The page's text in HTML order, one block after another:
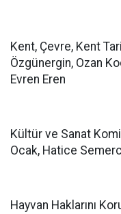
Kent, Çevre, Kent
Özgünergin, Ozan
Evren Eren
Kültür ve Sanat
Ocak, Hatice
Hayvan Haklarını